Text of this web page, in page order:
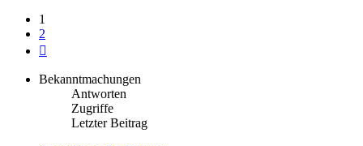
1
2
Bekanntmachungen
Antworten
Zugriffe
Letzter Beitrag